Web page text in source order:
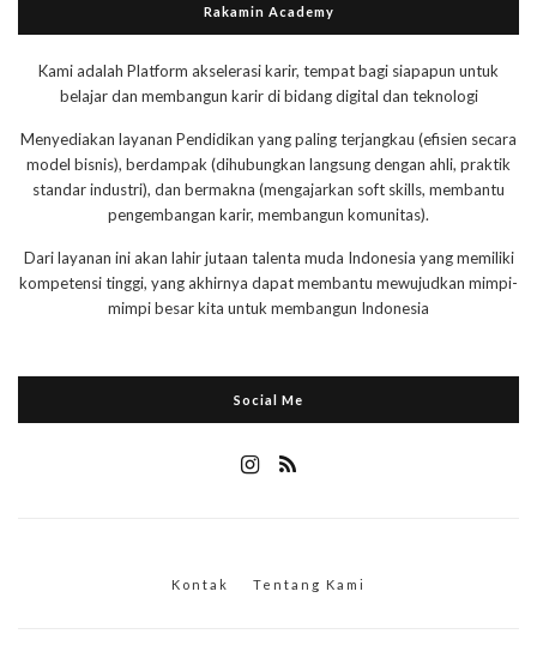
Rakamin Academy
Kami adalah Platform akselerasi karir, tempat bagi siapapun untuk
belajar dan membangun karir di bidang digital dan teknologi
Menyediakan layanan Pendidikan yang paling terjangkau (efisien secara
model bisnis), berdampak (dihubungkan langsung dengan ahli, praktik
standar industri), dan bermakna (mengajarkan soft skills, membantu
pengembangan karir, membangun komunitas).
Dari layanan ini akan lahir jutaan talenta muda Indonesia yang memiliki
kompetensi tinggi, yang akhirnya dapat membantu mewujudkan mimpi-
mimpi besar kita untuk membangun Indonesia
Social Me
Kontak Tentang Kami